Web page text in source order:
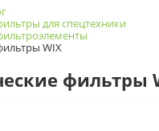
для спецтехники
WIX
фильтры